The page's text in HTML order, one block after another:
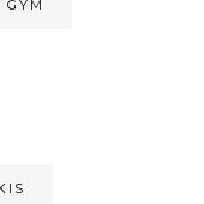
GYM